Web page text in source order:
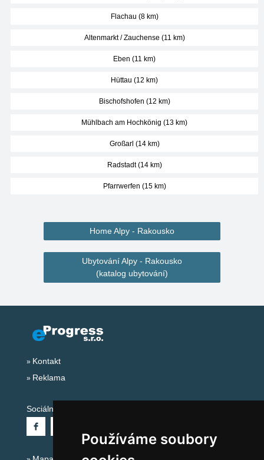
Používáme soubory
Flachau (8 km)
Altenmarkt / Zauchense (11 km)
Eben (11 km)
Hüttau (12 km)
Bischofshofen (12 km)
Mühlbach am Hochkönig (13 km)
Großarl (14 km)
Radstadt (14 km)
Pfarrwerfen (15 km)
Home Alpy - Rakousko
Ubytování Alpy - Rakousko
(katalog ubytování)
Kontakt
Reklama
Sociální sítě: